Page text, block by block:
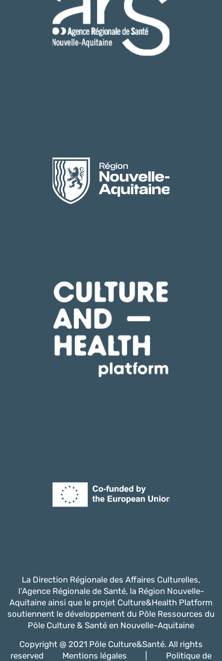
La Direction Régionale des Affaires Culturelles,
l’Agence Régionale de Santé, la Région Nouvelle-
Aquitaine ainsi que le projet Culture&Health Platform
soutiennent le développement du Pôle Ressources du
Pôle Culture & Santé en Nouvelle-Aquitaine
Copyright @ 2021 Pôle Culture&Santé. All rights
reserved
Mentions légales Politique de